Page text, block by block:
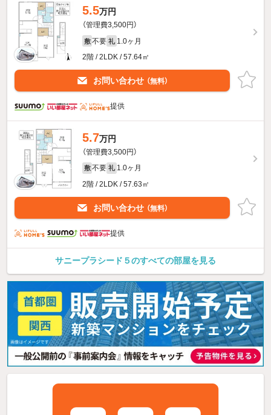
5.5万円
（管理費3,500円）
敷 不要 礼 1.0ヶ月
2階 / 2LDK / 57.64㎡
お問い合わせ （無料）
提供
5.7万円
（管理費3,500円）
敷 不要 礼 1.0ヶ月
2階 / 2LDK / 57.63㎡
お問い合わせ （無料）
提供
サニープラシード５のすべての部屋を見る